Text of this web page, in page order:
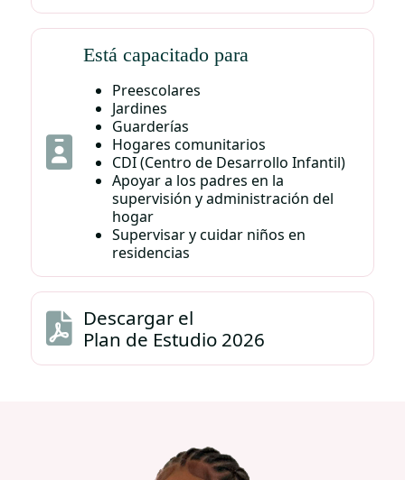
Está capacitado para
Preescolares
Jardines
Guarderías
Hogares comunitarios
CDI (Centro de Desarrollo Infantil)
Apoyar a los padres en la
supervisión y administración del
hogar
Supervisar y cuidar niños en
residencias
Descargar el
Plan de Estudio 2026